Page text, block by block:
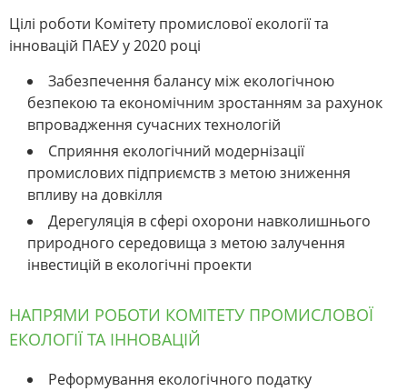
Цілі роботи Комітету промислової екології та
інновацій ПАЕУ у 2020 році
Забезпечення балансу між екологічною
безпекою та економічним зростанням за рахунок
впровадження сучасних технологій
Сприяння екологічний модернізації
промислових підприємств з метою зниження
впливу на довкілля
Дерегуляція в сфері охорони навколишнього
природного середовища з метою залучення
інвестицій в екологічні проекти
НАПРЯМИ РОБОТИ КОМІТЕТУ ПРОМИСЛОВОЇ
ЕКОЛОГІЇ ТА ІННОВАЦІЙ
Реформування екологічного податку